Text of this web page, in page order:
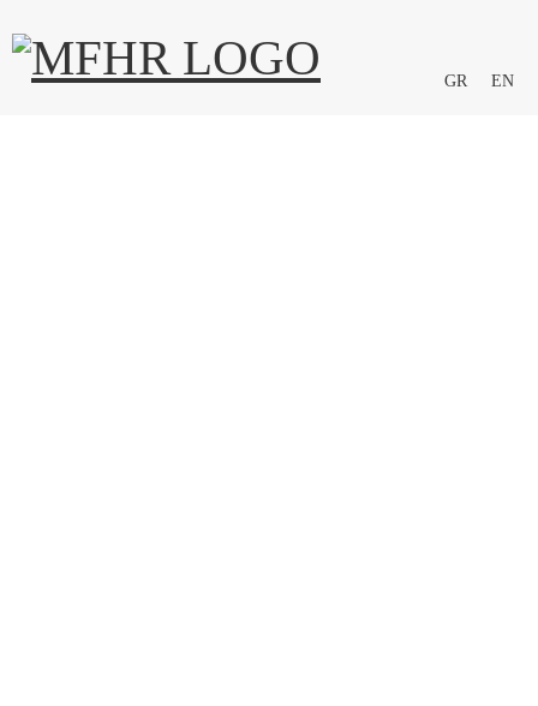
GR EN